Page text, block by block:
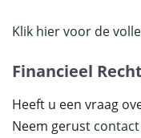
Klik hier voor de
Financieel
Heeft u een vraag
Neem gerust